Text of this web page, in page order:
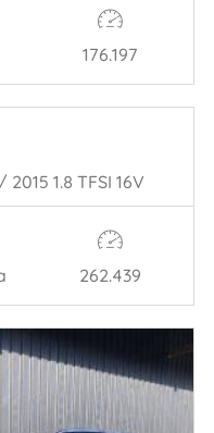
176.197
1.8 TFSI 16V
262.439